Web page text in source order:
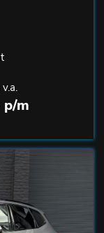
p/m